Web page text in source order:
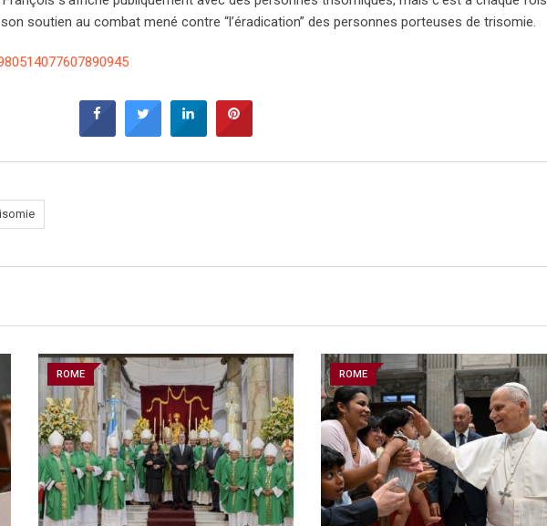
soutien au combat mené contre “l’éradication” des personnes porteuses de trisomie.
ROME ROME